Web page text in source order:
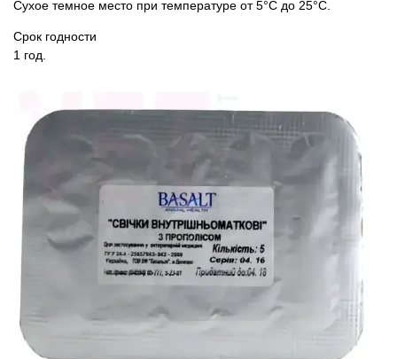
Сухое темное место при температуре от 5°С до 25°С.
Срок годности
1 год.